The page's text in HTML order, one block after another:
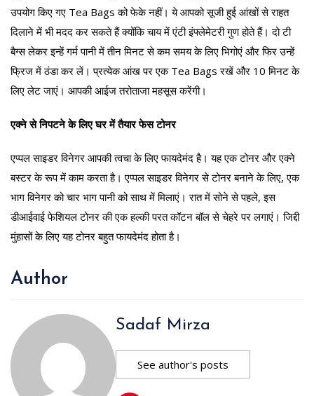
उपयोग किए गए Tea Bags को फेके नहीं। ये आपको सूजी हुई आंखों से राहत
दिलाने में भी मदद कर सकते हैं क्योंकि चाय में एंटी इंफ्लेमेटरी गुण होते हैं। दो टी
बैग्स लेकर इन्हें गर्म पानी में तीन मिनट से कम समय के लिए भिगोएं और फिर उन्हें
फ्रिज में ठंडा कर लें। प्रत्येक आंख पर एक Tea Bags रखें और 10 मिनट के
लिए लेट जाएं। आपकी आईज तरोताजा महसूस करेंगी।
एक्ने से निपटने के लिए घर में तैयार फेस टोनर
एप्पल साइडर विनेगर आपकी त्वचा के लिए फायदेमंद है। यह एक टोनर और एक्ने
बस्टर के रूप में काम करता है। एप्पल साइडर विनेगर से टोनर बनाने के लिए, एक
भाग विनेगर को चार भाग पानी को साथ में मिलाएं। रात में सोने से पहले, इस
डीआईवाई फेशियल टोनर की एक हल्की परत कॉटन बॉल से चेहरे पर लगाएं। जिद्दी
मुंहासों के लिए यह टोनर बहुत फायदेमंद होता है।
Author
Sadaf Mirza
See author's posts